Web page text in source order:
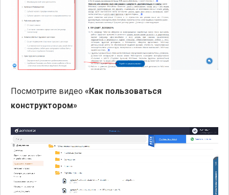
Посмотрите видео «Как пользоваться
конструктором»
Видеоплеер